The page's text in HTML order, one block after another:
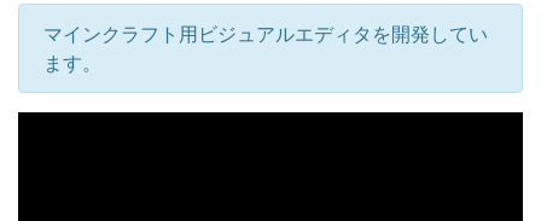
マインクラフト用ビジュアルエディタを開発してい
ます。